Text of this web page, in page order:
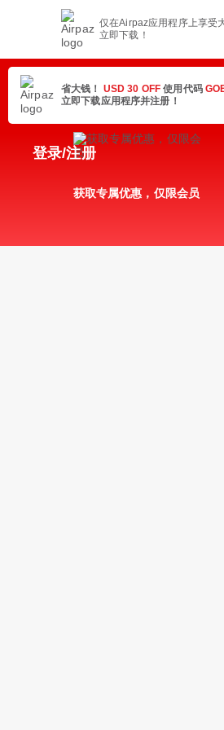
仅在Airpaz应用程序上享受
立即下载！
省大钱！ USD 30 OFF使用代码
立即下载应用程序并注册！
登录/注册
获取专属优惠，仅限会员